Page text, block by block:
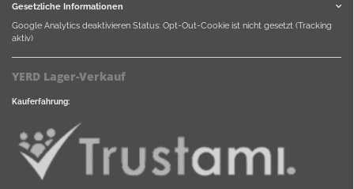
Gesetzliche Informationen
Google Analytics deaktivieren Status: Opt-Out-Cookie ist nicht gesetzt (Tracking
aktiv)
YERD Lager-Verkauf
Kauferfahrung: